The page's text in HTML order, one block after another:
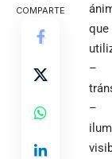
COMPARTE
que
–
–